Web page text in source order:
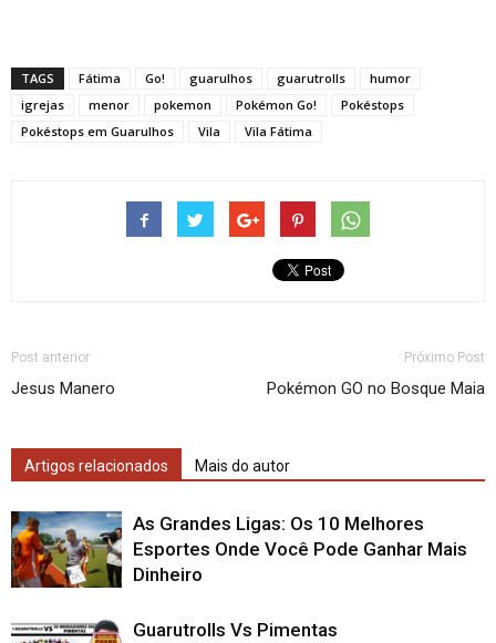
TAGS Fátima Go! guarulhos guarutrolls
humor
igrejas
menor pokemon Pokémon Go!
Pokéstops
Pokéstops em Guarulhos
Vila Vila Fátima
Post anterior
Jesus Manero
Próximo Post
Pokémon GO no Bosque Maia
Artigos relacionados Mais do autor
As Grandes Ligas: Os 10 Melhores
Esportes Onde Você Pode Ganhar Mais
Dinheiro
Guarutrolls Vs Pimentas